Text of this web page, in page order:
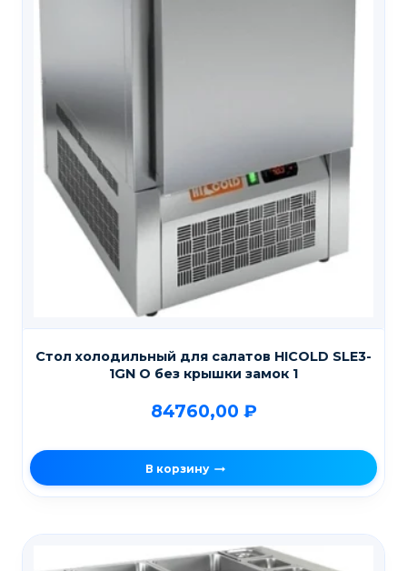
Стол холодильный для салатов HICOLD SLE3-
1GN О без крышки замок 1
84760,00 ₽
В корзину